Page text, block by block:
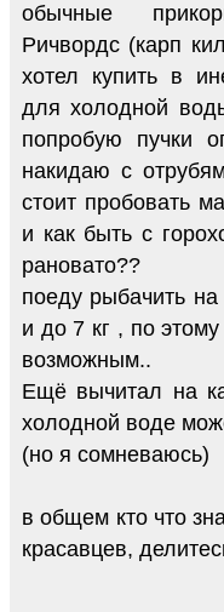
обычные
Ричвордс (карп
хотел купить в
для холодной
попробую пучки
накидаю с
стоит пробовать
и как быть с
рановато??
поеду рыбачить на
и до 7 кг , по
возможным..
Ещё вычитал на
холодной воде
(но я сомневаюсь)
в общем кто что
красавцев,